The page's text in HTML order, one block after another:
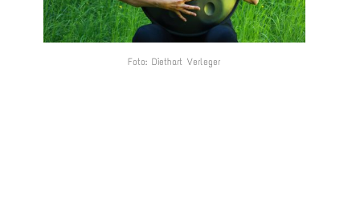
Foto: Diethart Verleger